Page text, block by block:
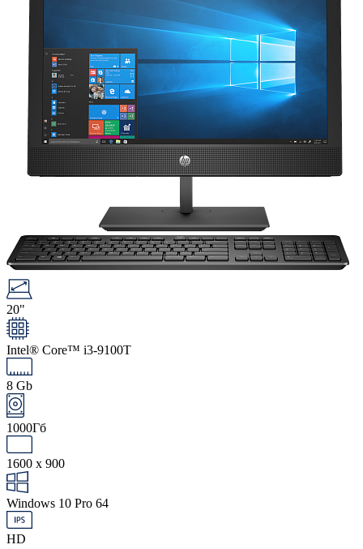
20"
Intel® Core™ i3-9100T
8 Gb
1000Гб
1600 x 900
Windows 10 Pro 64
HD